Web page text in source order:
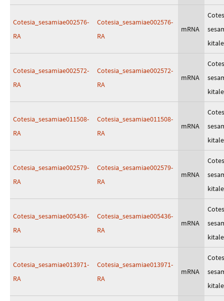
Cotesia_sesamiae002576-
RA
Cotesia_sesamiae002576-
RA
mRNA
kitale
Cotesia_sesamiae002572-
RA
Cotesia_sesamiae002572-
RA
mRNA
kitale
Cotesia_sesamiae011508-
RA
Cotesia_sesamiae011508-
RA
mRNA
kitale
Cotesia_sesamiae002579-
RA
Cotesia_sesamiae002579-
RA
mRNA
kitale
Cotesia_sesamiae005436-
RA
Cotesia_sesamiae005436-
RA
mRNA
kitale
Cotesia_sesamiae013971-
RA
Cotesia_sesamiae013971-
RA
mRNA
kitale